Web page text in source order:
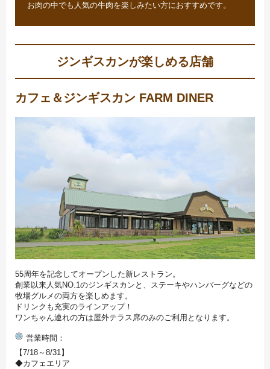
お肉の中でも人気の牛肉を楽しみたい方におすすめです。
ジンギスカンが楽しめる店舗
カフェ＆ジンギスカン FARM DINER
55周年を記念してオープンした新レストラン。
創業以来人気NO.1のジンギスカンと、ステーキやハンバーグなどの
牧場グルメの両方を楽しめます。
ドリンクも充実のラインアップ！
ワンちゃん連れの方は屋外テラス席のみのご利用となります。
営業時間
【7/18～8/31】
◆カフェエリア